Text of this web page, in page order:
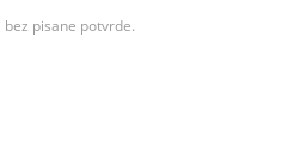
pisane potvrde.